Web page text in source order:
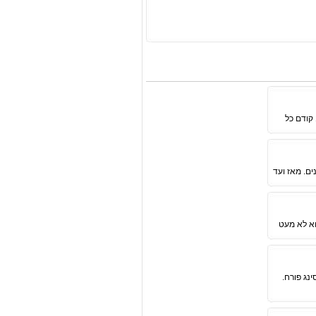
קודם כל
מאז ועד
לא מעט
פורח.